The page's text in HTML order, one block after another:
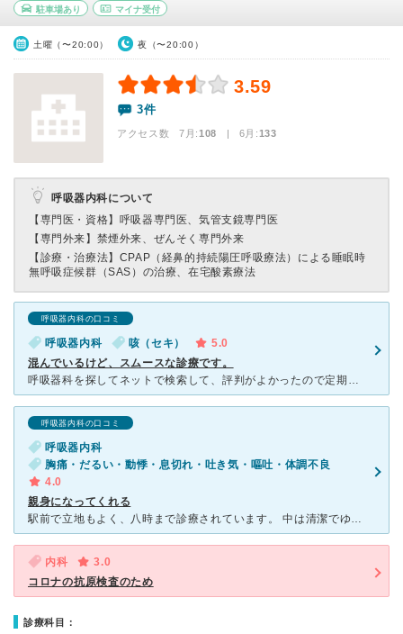
駐車場あり マイナ受付
土曜（〜20:00） 夜（〜20:00）
3.59
3件
アクセス数 7月:108 | 6月:133
呼吸器内科について
【専門医・資格】 呼吸器専門医、気管支鏡専門医
【専門外来】 禁煙外来、ぜんそく専門外来
【診療・治療法】 CPAP（経鼻的持続陽圧呼吸療法）による睡眠時
無呼吸症候群（SAS）の治療、在宅酸素療法
呼吸器内科の口コミ
呼吸器内科 咳（セキ）
5.0
混んでいるけど、スムースな診療です。
呼吸器科を探してネットで検索して、評判がよかったので定期健診後の精密検査に伺いました。他の病院では、ヘリカルCTを勧められましたが、費用も、時間もかかりそうなので他の選択肢を求めていました。平日の午前
呼吸器内科の口コミ
呼吸器内科
胸痛・だるい・動悸・息切れ・吐き気・嘔吐・体調不良
4.0
親身になってくれる
駅前で立地もよく、八時まで診療されています。 中は清潔でゆったり待てます。 自律神経の症状で半年以上通っていますが、薬なども まずは本人の意向を聞いて処方してくださいます。 あまり強いの薬
内科
3.0
コロナの抗原検査のため
診療科目：